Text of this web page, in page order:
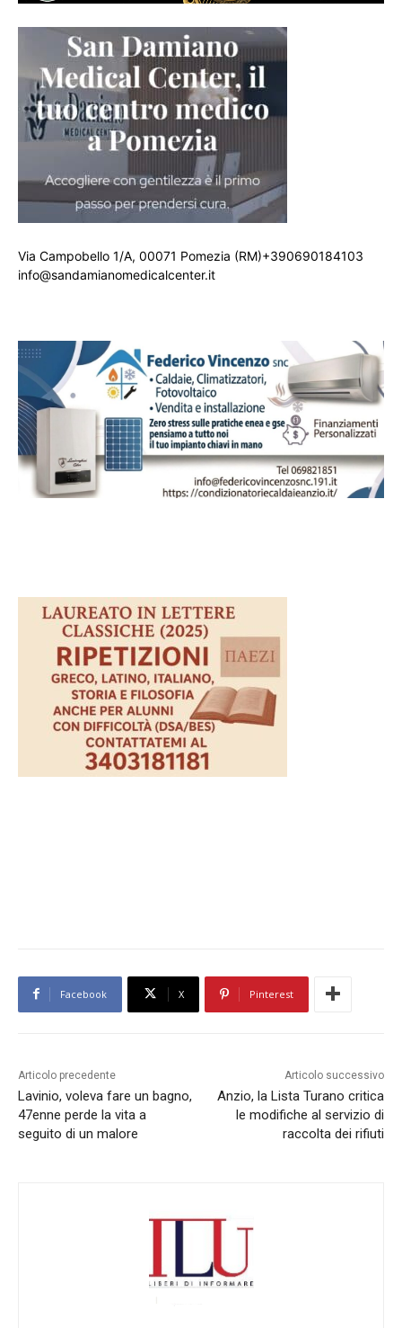
Via Campobello 1/A, 00071 Pomezia (RM)+390690184103
info@sandamianomedicalcenter.it
Facebook X Pinterest
Articolo precedente
Lavinio, voleva fare un bagno,
47enne perde la vita a
seguito di un malore
Articolo successivo
Anzio, la Lista Turano critica
le modifiche al servizio di
raccolta dei rifiuti